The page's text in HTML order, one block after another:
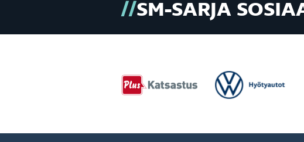
SM-SARJA